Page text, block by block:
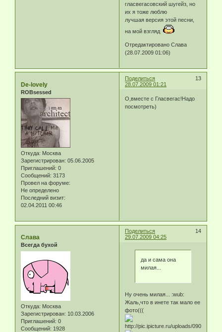
гласвегасовский шугейз, но
их я тоже люблю
лучшая версия этой песни,
на мой взгляд
Отредактировано Слава
(28.07.2009 01:06)
Поделиться
13
28.07.2009 01:21
De-lovely
ROBsessed
Откуда: Москва
Зарегистрирован: 05.06.2005
Приглашений: 0
Сообщений: 3173
Провел на форуме:
Не определено
Последний визит:
02.04.2011 00:46
О,вместе с Гласвегас!Надо
посмотреть)
Поделиться
14
29.07.2009 04:25
Слава
Всегда бухой
Откуда: Москва
Зарегистрирован: 10.03.2006
Приглашений: 0
Сообщений: 1928
да и сама она
милая...
Ну очень милая... :wub:
Жаль,что в инете так мало ее
фото(((